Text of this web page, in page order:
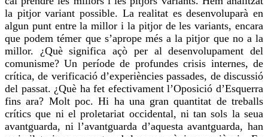
la pitjor variant possible. La realitat es desenvoluparà en
algun punt entre la millor i la pitjor de les variants, encara
que podem témer que s’aprope més a la pitjor que no a la
millor. ¿Què significa açò per al desenvolupament del
comunisme? Un període de profundes crisis internes, de
crítica, de verificació d’experiències passades, de discussió
del passat. ¿Què ha fet efectivament l’Oposició d’Esquerra
fins ara? Molt poc. Hi ha una gran quantitat de treballs
crítics que ni el proletariat occidental, ni tan sols la seua
avantguarda, ni l’avantguarda d’aquesta avantguarda, han